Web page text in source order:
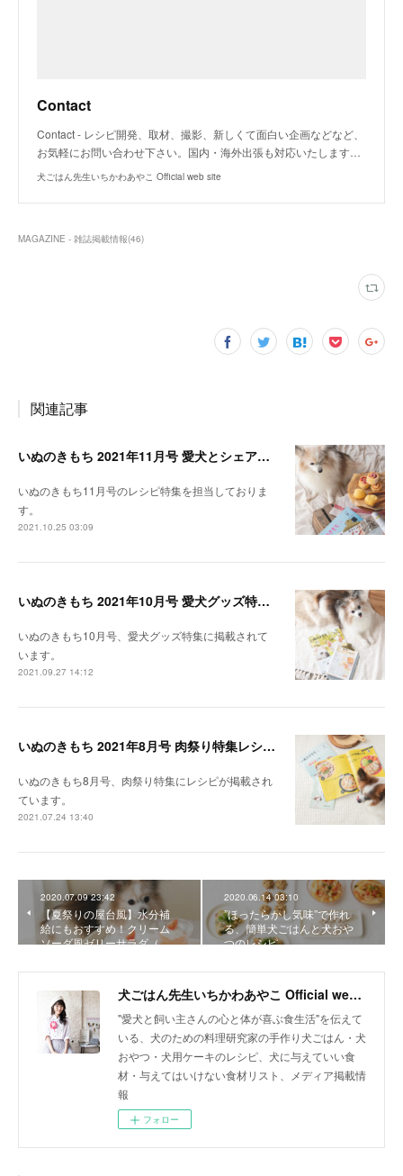
Contact
Contact - レシピ開発、取材、撮影、新しくて面白い企画などなど、
お気軽にお問い合わせ下さい。国内・海外出張も対応いたします…
犬ごはん先生いちかわあやこ Official web site
MAGAZINE - 雑誌掲載情報(46)
関連記事
いぬのきもち 2021年11月号 愛犬とシェアできる！レンジで作れるパンレシピ特集
いぬのきもち11月号のレシピ特集を担当しておりま
す。
2021.10.25 03:09
いぬのきもち 2021年10月号 愛犬グッズ特集レシピ掲載
いぬのきもち10月号、愛犬グッズ特集に掲載されて
います。
2021.09.27 14:12
いぬのきもち 2021年8月号 肉祭り特集レシピ掲載
いぬのきもち8月号、肉祭り特集にレシピが掲載され
ています。
2021.07.24 13:40
2020.07.09 23:42
【夏祭りの屋台風】水分補
給にもおすすめ！クリーム
ソーダ風ゼリーサラダ（…
2020.06.14 03:10
”ほったらかし気味”で作れ
る、簡単犬ごはんと犬おや
つのレシピ
犬ごはん先生いちかわあやこ Official web site
"愛犬と飼い主さんの心と体が喜ぶ食生活"を伝えて
いる、犬のための料理研究家の手作り犬ごはん・犬
おやつ・犬用ケーキのレシピ、犬に与えていい食
材・与えてはいけない食材リスト、メディア掲載情
報
フォロー